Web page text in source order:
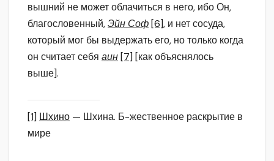
вышний не может облачиться в него, ибо Он,
благословенный,Эйн Соф [6], и нет сосуда,
который мог бы выдержать его, но только когда
он считает себя аин [7] [как объяснялось
выше].
[1] Шхино — Шхина. Б-жественное раскрытие в
мире